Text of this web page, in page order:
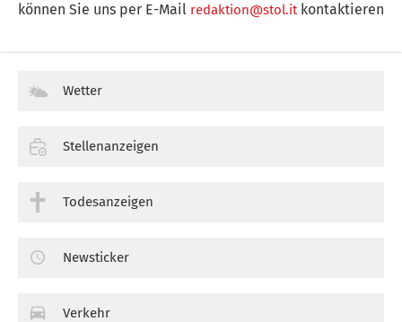
können Sie uns per E-Mail redaktion@stol.itkontaktieren
Wetter
Stellenanzeigen
Todesanzeigen
Newsticker
Verkehr